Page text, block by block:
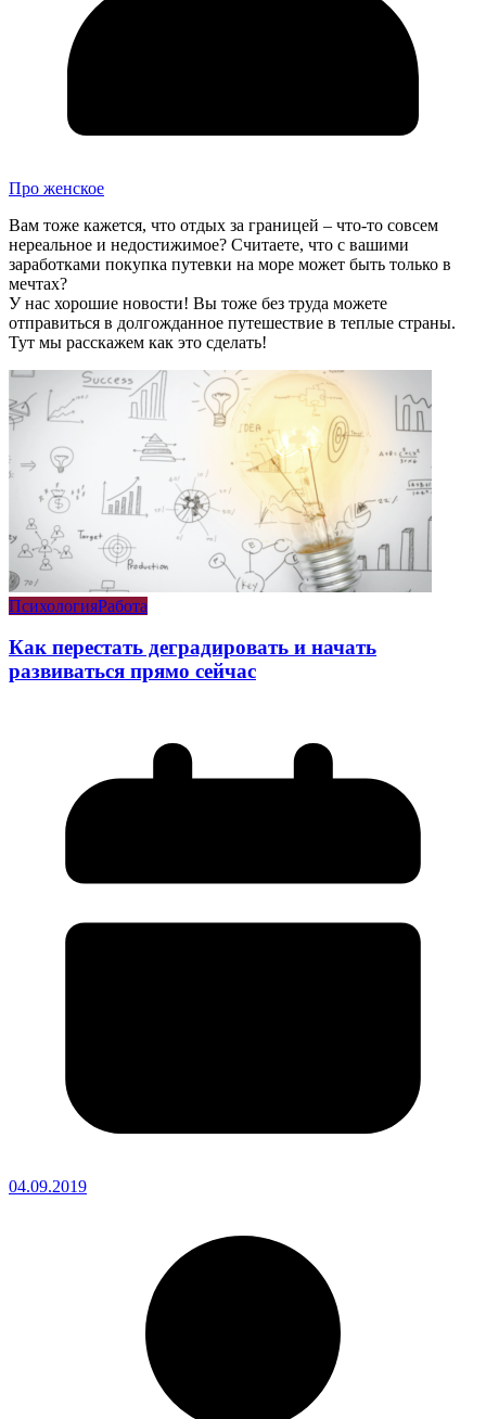
Про женское
Вам тоже кажется, что отдых за границей – что-то совсем
нереальное и недостижимое? Считаете, что с вашими
заработками покупка путевки на море может быть только в
мечтах?
У нас хорошие новости! Вы тоже без труда можете
отправиться в долгожданное путешествие в теплые страны.
Тут мы расскажем как это сделать!
ПсихологияРабота
Как перестать деградировать и начать
развиваться прямо сейчас
04.09.2019